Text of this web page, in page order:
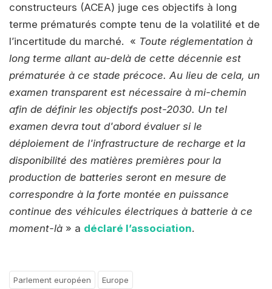
constructeurs (ACEA) juge ces objectifs à long
terme prématurés compte tenu de la volatilité et de
l’incertitude du marché. « Toute réglementation à
long terme allant au-delà de cette décennie est
prématurée à ce stade précoce. Au lieu de cela, un
examen transparent est nécessaire à mi-chemin
afin de définir les objectifs post-2030. Un tel
examen devra tout d'abord évaluer si le
déploiement de l'infrastructure de recharge et la
disponibilité des matières premières pour la
production de batteries seront en mesure de
correspondre à la forte montée en puissance
continue des véhicules électriques à batterie à ce
moment-là » a déclaré l’association.
Parlement européen Europe